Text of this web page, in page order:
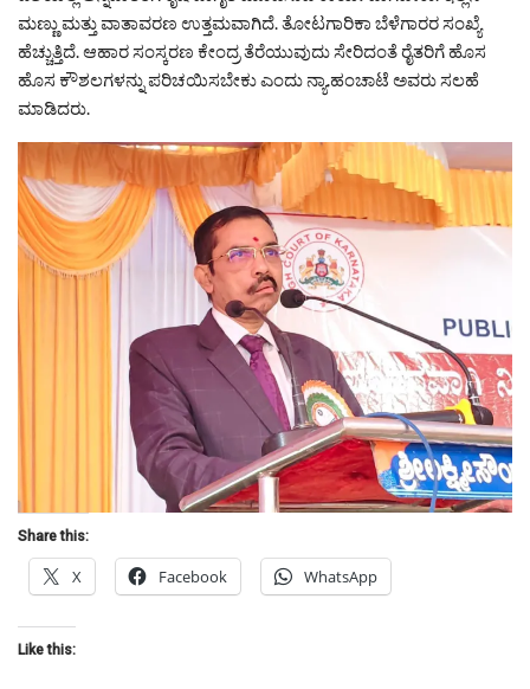
ಮಣ್ಣು ಮತ್ತು ವಾತಾವರಣ ಉತ್ತಮವಾಗಿದೆ. ತೋಟಗಾರಿಕಾ ಬೆಳೆಗಾರರ ಸಂಖ್ಯೆ
ಹೆಚ್ಚುತ್ತಿದೆ. ಆಹಾರ ಸಂಸ್ಕರಣ ಕೇಂದ್ರ ತೆರೆಯುವುದು ಸೇರಿದಂತೆ ರೈತರಿಗೆ ಹೊಸ
ಹೊಸ ಕೌಶಲಗಳನ್ನು ಪರಿಚಯಿಸಬೇಕು ಎಂದು ನ್ಯಾ.ಹಂಚಾಟೆ ಅವರು ಸಲಹೆ
ಮಾಡಿದರು.
Share this:
X Facebook WhatsApp
Like this: